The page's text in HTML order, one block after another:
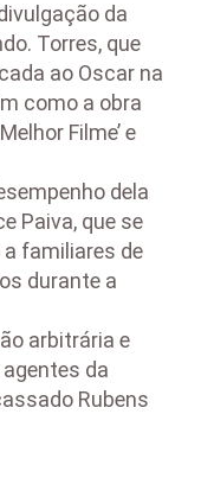
da
Torres, que
ao Oscar na
como a obra
Filme’ e
dela
Paiva, que se
familiares de
durante a
arbitrária e
da
Rubens